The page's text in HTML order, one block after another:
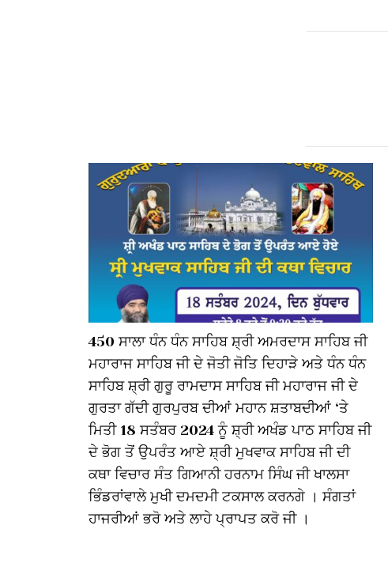
450 ਸਾਲਾ ਧੰਨ ਧੰਨ ਸਾਹਿਬ ਸ਼੍ਰੀ ਅਮਰਦਾਸ ਸਾਹਿਬ ਜੀ
ਮਹਾਰਾਜ ਸਾਹਿਬ ਜੀ ਦੇ ਜੋਤੀ ਜੋਤਿ ਦਿਹਾੜੇ ਅਤੇ ਧੰਨ ਧੰਨ
ਸਾਹਿਬ ਸ਼੍ਰੀ ਗੁਰੂ ਰਾਮਦਾਸ ਸਾਹਿਬ ਜੀ ਮਹਾਰਾਜ ਜੀ ਦੇ
ਗੁਰਤਾ ਗੱਦੀ ਗੁਰਪੁਰਬ ਦੀਆਂ ਮਹਾਨ ਸ਼ਤਾਬਦੀਆਂ ‘ਤੇ
ਮਿਤੀ 18 ਸਤੰਬਰ 2024 ਨੂੰ ਸ਼੍ਰੀ ਅਖੰਡ ਪਾਠ ਸਾਹਿਬ ਜੀ
ਦੇ ਭੋਗ ਤੋਂ ਉਪਰੰਤ ਆਏ ਸ਼੍ਰੀ ਮੁਖਵਾਕ ਸਾਹਿਬ ਜੀ ਦੀ
ਕਥਾ ਵਿਚਾਰ ਸੰਤ ਗਿਆਨੀ ਹਰਨਾਮ ਸਿੰਘ ਜੀ ਖਾਲਸਾ
ਭਿੰਡਰਾਂਵਾਲੇ ਮੁਖੀ ਦਮਦਮੀ ਟਕਸਾਲ ਕਰਨਗੇ । ਸੰਗਤਾਂ
ਹਾਜਰੀਆਂ ਭਰੋ ਅਤੇ ਲਾਹੇ ਪ੍ਰਾਪਤ ਕਰੋ ਜੀ ।